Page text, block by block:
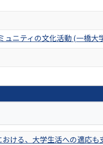
ュニティの文化活動 (一橋大
ける、大学生活への適応も